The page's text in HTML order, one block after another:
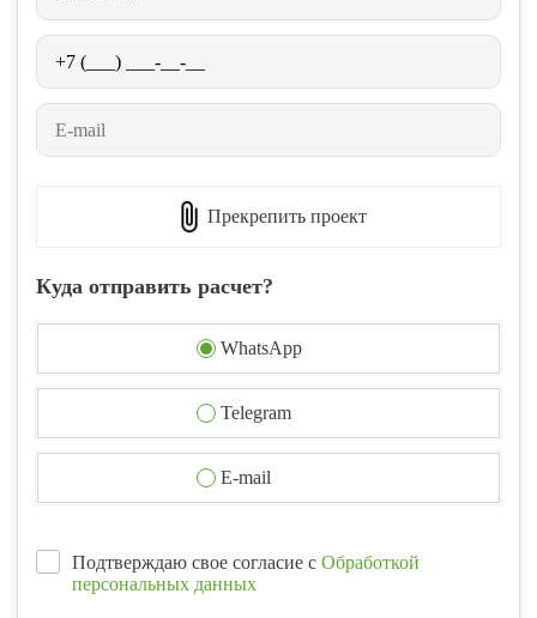
Прекрепить проект
Куда отправить расчет?
WhatsApp
Telegram
E-mail
Подтверждаю свое согласие с Обработкой
персональных данных